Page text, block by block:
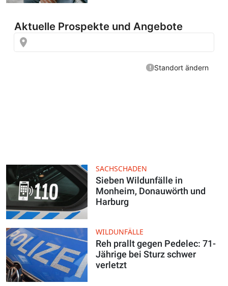
SACHSCHADEN
Sieben Wildunfälle in
Monheim, Donauwörth und
Harburg
WILDUNFÄLLE
Reh prallt gegen Pedelec: 71-
Jährige bei Sturz schwer
verletzt